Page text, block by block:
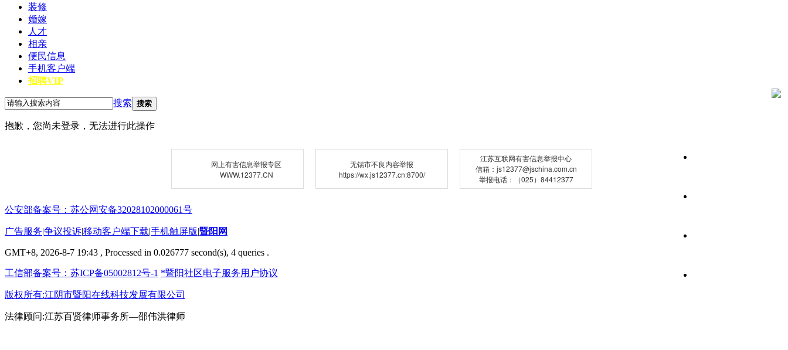
装修
婚嫁
人才
相亲
便民信息
手机客户端
招聘VIP
搜索 搜索
抱歉，您尚未登录，无法进行此操作
网上有害信息举报专区
WWW.12377.CN
无锡市不良内容举报
https://wx.js12377.cn:8700/
江苏互联网有害信息举报中心
信箱：js12377@jschina.com.cn
举报电话：（025）84412377
公安部备案号：苏公网安备32028102000061号
广告服务|争议投诉|移动客户端下载|手机触屏版|暨阳网
GMT+8, 2026-8-7 19:43 , Processed in 0.026777 second(s), 4 queries .
工信部备案号：苏ICP备05002812号-1 *暨阳社区电子服务用户协议
版权所有:江阴市暨阳在线科技发展有限公司
法律顾问:江苏百贤律师事务所—邵伟洪律师